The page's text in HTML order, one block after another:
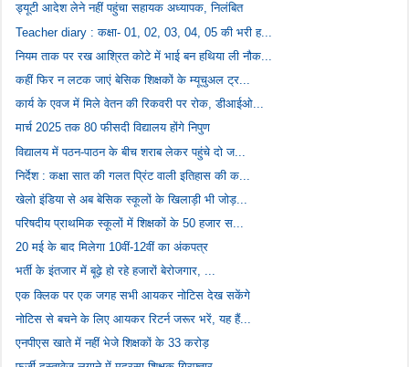
ड्यूटी आदेश लेने नहीं पहुंचा सहायक अध्यापक, निलंबित
Teacher diary : कक्षा- 01, 02, 03, 04, 05 की भरी ह...
नियम ताक पर रख आश्रित कोटे में भाई बन हथिया ली नौक...
कहीं फिर न लटक जाएं बेसिक शिक्षकों के म्यूचुअल ट्र...
कार्य के एवज में मिले वेतन की रिकवरी पर रोक, डीआईओ...
मार्च 2025 तक 80 फीसदी विद्यालय होंगे निपुण
विद्यालय में पठन-पाठन के बीच शराब लेकर पहुंचे दो ज...
निर्देश : कक्षा सात की गलत प्रिंट वाली इतिहास की क...
खेलो इंडिया से अब बेसिक स्कूलों के खिलाड़ी भी जोड़...
परिषदीय प्राथमिक स्कूलों में शिक्षकों के 50 हजार स...
20 मई के बाद मिलेगा 10वीं-12वीं का अंकपत्र
भर्ती के इंतजार में बूढ़े हो रहे हजारों बेरोजगार, ...
एक क्लिक पर एक जगह सभी आयकर नोटिस देख सकेंगे
नोटिस से बचने के लिए आयकर रिटर्न जरूर भरें, यह हैं...
एनपीएस खाते में नहीं भेजे शिक्षकों के 33 करोड़